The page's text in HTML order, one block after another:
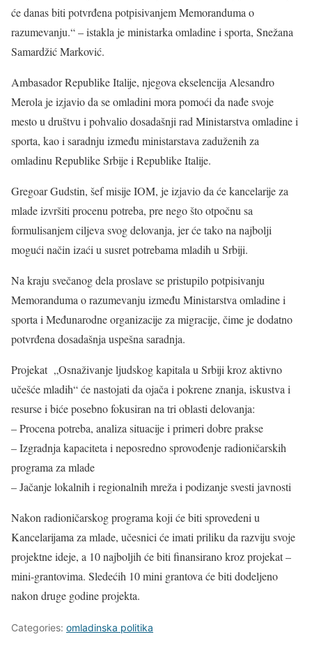
će danas biti potvrđena potpisivanjem Memoranduma o
razumevanju.“ – istakla je ministarka omladine i sporta, Snežana
Samardžić Marković.
Ambasador Republike Italije, njegova ekselencija Alesandro
Merola je izjavio da se omladini mora pomoći da nađe svoje
mesto u društvu i pohvalio dosadašnji rad Ministarstva omladine i
sporta, kao i saradnju između ministarstava zaduženih za
omladinu Republike Srbije i Republike Italije.
Gregoar Gudstin, šef misije IOM, je izjavio da će kancelarije za
mlade izvršiti procenu potreba, pre nego što otpočnu sa
formulisanjem ciljeva svog delovanja, jer će tako na najbolji
mogući način izaći u susret potrebama mladih u Srbiji.
Na kraju svečanog dela proslave se pristupilo potpisivanju
Memoranduma o razumevanju između Ministarstva omladine i
sporta i Međunarodne organizacije za migracije, čime je dodatno
potvrđena dosadašnja uspešna saradnja.
Projekat „Osnaživanje ljudskog kapitala u Srbiji kroz aktivno
učešće mladih“ će nastojati da ojača i pokrene znanja, iskustva i
resurse i biće posebno fokusiran na tri oblasti delovanja:
– Procena potreba, analiza situacije i primeri dobre prakse
– Izgradnja kapaciteta i neposredno sprovođenje radioničarskih
programa za mlade
– Jačanje lokalnih i regionalnih mreža i podizanje svesti javnosti
Nakon radioničarskog programa koji će biti sprovedeni u
Kancelarijama za mlade, učesnici će imati priliku da razviju svoje
projektne ideje, a 10 najboljih će biti finansirano kroz projekat –
mini-grantovima. Sledećih 10 mini grantova će biti dodeljeno
nakon druge godine projekta.
Categories: omladinska politika